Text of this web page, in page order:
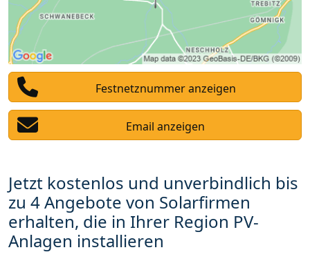
Festnetznummer anzeigen
Email anzeigen
Jetzt kostenlos und unverbindlich bis
zu 4 Angebote von Solarfirmen
erhalten, die in Ihrer Region PV-
Anlagen installieren